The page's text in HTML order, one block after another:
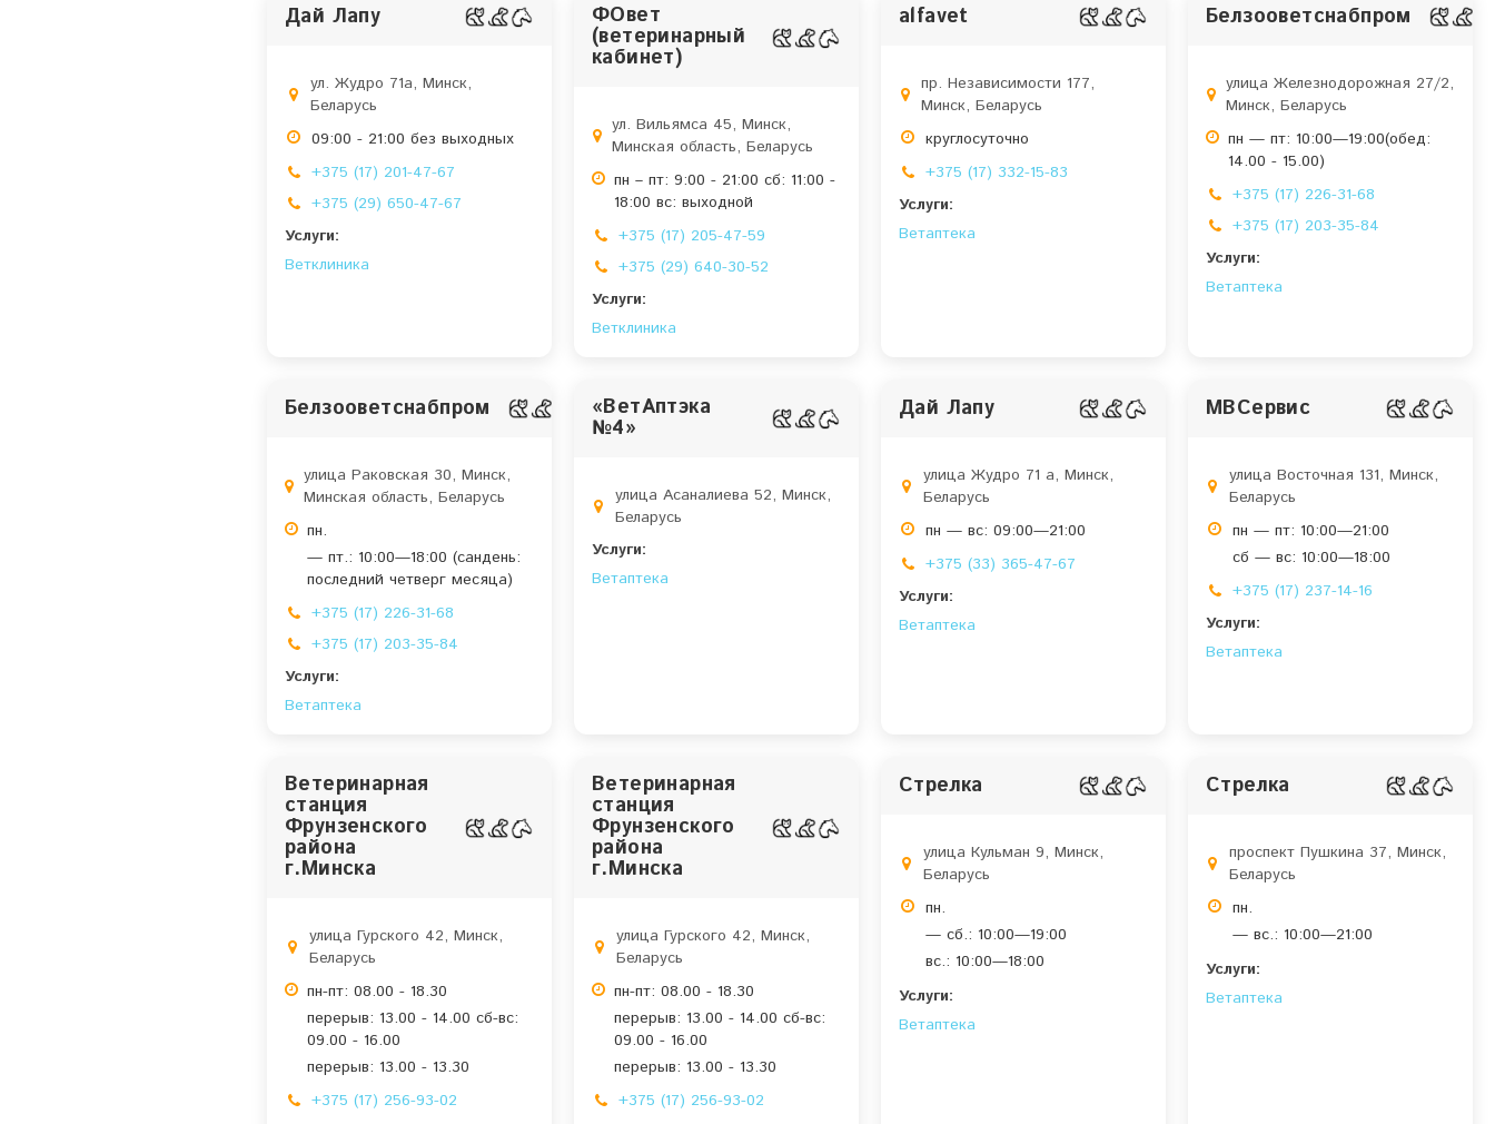
Дай Лапу
ул. Жудро 71a, Минск,
Беларусь
09:00 - 21:00 без выходных
+375 (17) 201-47-67
+375 (29) 650-47-67
Услуги:
Ветклиника
ФОвет
(ветеринарный
кабинет)
ул. Вильямса 45, Минск,
Минская область, Беларусь
пн – пт: 9:00 - 21:00 сб: 11:00 -
18:00 вс: выходной
+375 (17) 205-47-59
+375 (29) 640-30-52
Услуги:
Ветклиника
alfavet
пр. Независимости 177,
Минск, Беларусь
круглосуточно
+375 (17) 332-15-83
Услуги:
Ветаптека
Белзооветснабпром
улица Железнодорожная 27/2,
Минск, Беларусь
пн — пт: 10:00—19:00(обед:
14.00 - 15.00)
+375 (17) 226-31-68
+375 (17) 203-35-84
Услуги:
Ветаптека
Белзооветснабпром
улица Раковская 30, Минск,
Минская область, Беларусь
пн.
— пт.: 10:00—18:00 (сандень:
последний четверг месяца)
+375 (17) 226-31-68
+375 (17) 203-35-84
Услуги:
Ветаптека
«ВетАптэка
№4»
улица Асаналиева 52, Минск,
Беларусь
Услуги:
Ветаптека
Дай Лапу
улица Жудро 71 a, Минск,
Беларусь
пн — вс: 09:00—21:00
+375 (33) 365-47-67
Услуги:
Ветаптека
МВСервис
улица Восточная 131, Минск,
Беларусь
пн — пт: 10:00—21:00
сб — вс: 10:00—18:00
+375 (17) 237-14-16
Услуги:
Ветаптека
Ветеринарная
станция
Фрунзенского
района
г.Минска
улица Гурского 42, Минск,
Беларусь
пн-пт: 08.00 - 18.30
перерыв: 13.00 - 14.00 сб-вс:
09.00 - 16.00
перерыв: 13.00 - 13.30
+375 (17) 256-93-02
Ветеринарная
станция
Фрунзенского
района
г.Минска
улица Гурского 42, Минск,
Беларусь
пн-пт: 08.00 - 18.30
перерыв: 13.00 - 14.00 сб-вс:
09.00 - 16.00
перерыв: 13.00 - 13.30
+375 (17) 256-93-02
Стрелка
улица Кульман 9, Минск,
Беларусь
пн.
— сб.: 10:00—19:00
вс.: 10:00—18:00
Услуги:
Ветаптека
Стрелка
проспект Пушкина 37, Минск,
Беларусь
пн.
— вс.: 10:00—21:00
Услуги:
Ветаптека